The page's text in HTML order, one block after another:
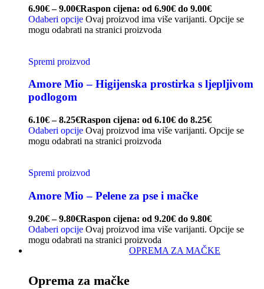
6.90€ – 9.00€Raspon cijena: od 6.90€ do 9.00€
Odaberi opcije Ovaj proizvod ima više varijanti. Opcije se
mogu odabrati na stranici proizvoda
Spremi proizvod
Amore Mio – Higijenska prostirka s ljepljivom
podlogom
6.10€ – 8.25€Raspon cijena: od 6.10€ do 8.25€
Odaberi opcije Ovaj proizvod ima više varijanti. Opcije se
mogu odabrati na stranici proizvoda
Spremi proizvod
Amore Mio – Pelene za pse i mačke
9.20€ – 9.80€Raspon cijena: od 9.20€ do 9.80€
Odaberi opcije Ovaj proizvod ima više varijanti. Opcije se
mogu odabrati na stranici proizvoda
OPREMA ZA MAČKE
Oprema za mačke